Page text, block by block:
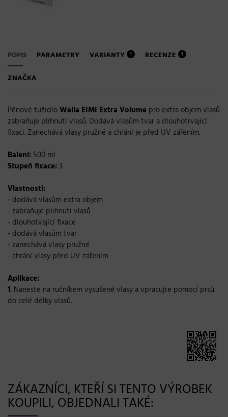
POPIS PARAMETRY VARIANTY 1 RECENZE 1
ZNAČKA
Pěnové tužidloWella EIMI Extra Volume pro extra objem vlasů
zabraňuje plihnutí vlasů. Dodává vlasům tvar a dlouhotrvající
fixaci. Zanechává vlasy pružné a chrání je před UV zářením.
Balení: 500 ml
Stupeň fixace: 3
Vlastnosti:
- dodává vlasům extra objem
- zabraňuje plihnutí vlasů
- dlouhotvající fixace
- dodává vlasům tvar
- zanechává vlasy pružné
- chrání vlasy před UV zářením
Aplikace:
1. Naneste na ručníkem vysušené vlasy a vpracujte pomocí prsů
do celé délky vlasů.
ZÁKAZNÍCI, KTEŘÍ SI TENTO VÝROBEK
KOUPILI, OBJEDNALI TAKÉ: